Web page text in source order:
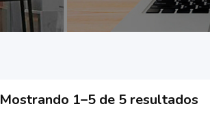
Mostrando 1–5 de 5 resultados